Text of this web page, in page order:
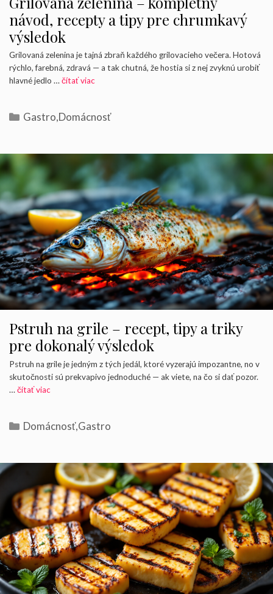
návod, recepty a tipy pre chrumkavý
výsledok
Grilovaná zelenina je tajná zbraň každého grilovacieho večera. Hotová
rýchlo, farebná, zdravá — a tak chutná, že hostia si z nej zvyknú urobiť
hlavné jedlo …čítať viac
Kategórie
Gastro,Domácnosť
Pstruh na grile – recept, tipy a triky
pre dokonalý výsledok
Pstruh na grile je jedným z tých jedál, ktoré vyzerajú impozantne, no v
skutočnosti sú prekvapivo jednoduché — ak viete, na čo si dať pozor.
… čítať viac
Kategórie
Domácnosť,Gastro